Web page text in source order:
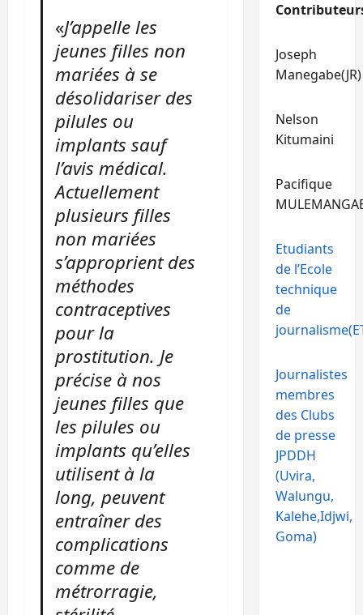
«J’appelle les
jeunes filles non
mariées à se
désolidariser des
pilules ou
implants sauf
l’avis médical.
Actuellement
plusieurs filles
non mariées
s’approprient des
méthodes
contraceptives
pour la
prostitution. Je
précise à nos
jeunes filles que
les pilules ou
implants qu’elles
utilisent à la
long, peuvent
entraîner des
complications
comme de
métrorragie,
Joseph
Manegabe(JR)
Nelson
Kitumaini
Pacifique
Etudiants
de l’Ecole
technique
de
Journalistes
membres
des Clubs
de presse
JPDDH
(Uvira,
Walungu,
Kalehe,Idjwi,
Goma)